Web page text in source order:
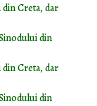
din Creta, dar
din
din Creta, dar
din